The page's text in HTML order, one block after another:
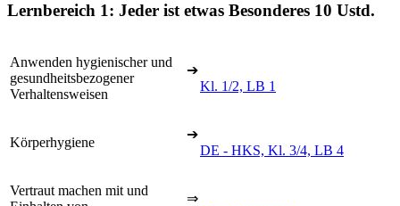
Lernbereich 1: Jeder ist etwas Besonderes 10 Ustd.
Anwenden hygienischer und
gesundheitsbezogener
Verhaltensweisen
➔
Kl. 1/2, LB 1
Körperhygiene
➔
DE - HKS, Kl. 3/4, LB 4
Vertraut machen mit und
⇒